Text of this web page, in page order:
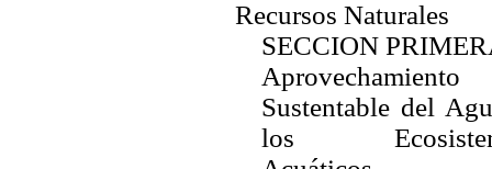
Recursos Naturales
SECCION
Aprovechamiento
Sustentable del
los